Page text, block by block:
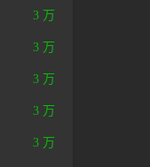
3 万
3 万
3 万
3 万
3 万